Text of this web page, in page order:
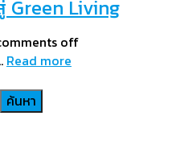
Green Living
off
Read more